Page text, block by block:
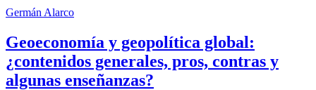
Germán Alarco
Geoeconomía y geopolítica global:
¿contenidos generales, pros, contras y
algunas enseñanzas?